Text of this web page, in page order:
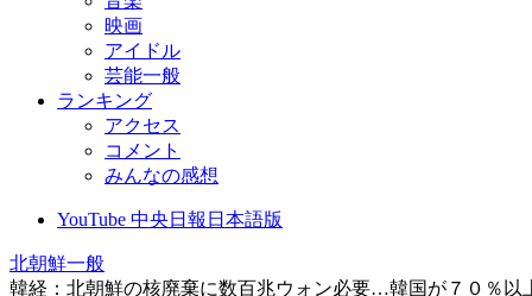
映画
アイドル
芸能一般
ランキング
アクセス
コメント
みんなの感想
YouTube 中央日報日本語版
北朝鮮一般
韓経：北朝鮮の核廃棄に数百兆ウォン必要…韓国が７０％以